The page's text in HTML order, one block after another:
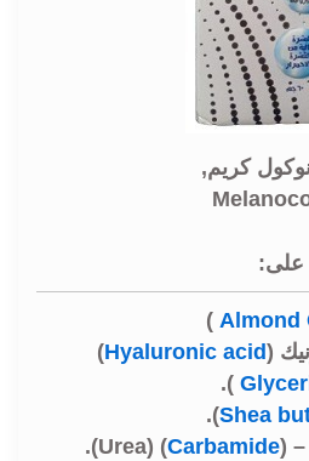
كريم,
على:
Almond
)
(
Hyaluronic acid
)
).
Shea
).
– (
Carbamide
) (Urea).